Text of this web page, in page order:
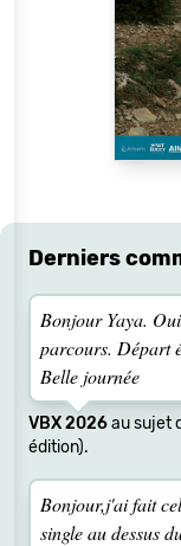
Derniers
Bonjour Yaya.
parcours. Départ
Belle journée
VBX 2026au sujet
édition).
Bonjour,j'ai fait
single au dessus